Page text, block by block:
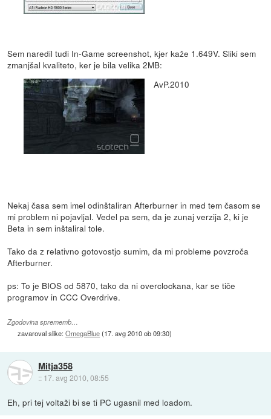
Sem naredil tudi In-Game screenshot, kjer kaže 1.649V. Sliki sem
zmanjšal kvaliteto, ker je bila velika 2MB:
AvP.2010
Nekaj časa sem imel odinštaliran Afterburner in med tem časom se
mi problem ni pojavljal. Vedel pa sem, da je zunaj verzija 2, ki je
Beta in sem inštaliral tole.
Tako da z relativno gotovostjo sumim, da mi probleme povzroča
Afterburner.
ps: To je BIOS od 5870, tako da ni overclockana, kar se tiče
programov in CCC Overdrive.
Zgodovina sprememb…
zavaroval slike:OmegaBlue(17. avg 2010 ob 09:30)
Mitja358
:: 17. avg 2010, 08:55
Eh, pri tej voltaži bi se ti PC ugasnil med loadom.